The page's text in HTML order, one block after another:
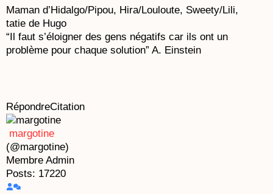
Maman d’Hidalgo/Pipou, Hira/Louloute, Sweety/Lili,
tatie de Hugo
“Il faut s’éloigner des gens négatifs car ils ont un
problème pour chaque solution” A. Einstein
RépondreCitation
margotine
(@margotine)
Membre Admin
Posts: 17220